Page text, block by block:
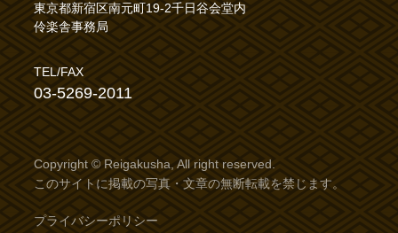
東京都新宿区南元町19-2千日谷会堂内
伶楽舎事務局
TEL/FAX
03-5269-2011
Copyright © Reigakusha, All right reserved.
このサイトに掲載の写真・文章の無断転載を禁じます。
プライバシーポリシー